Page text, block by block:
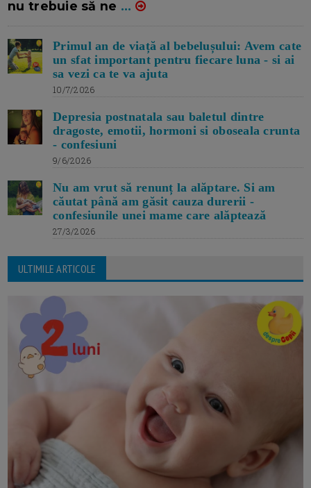
nu trebuie să ne ...
Primul an de viață al bebelușului: Avem cate
un sfat important pentru fiecare luna - si ai
sa vezi ca te va ajuta
10/7/2026
Depresia postnatala sau baletul dintre
dragoste, emotii, hormoni si oboseala crunta
- confesiuni
9/6/2026
Nu am vrut să renunț la alăptare. Si am
căutat până am găsit cauza durerii -
confesiunile unei mame care alăptează
27/3/2026
ULTIMILE ARTICOLE